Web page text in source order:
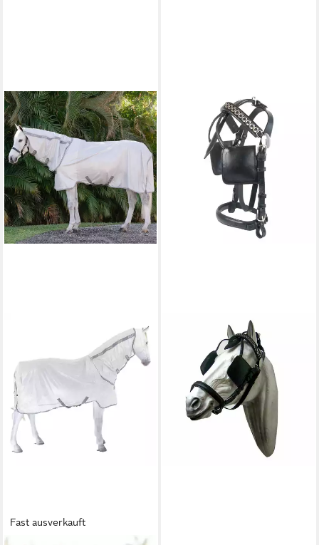
Fast ausverkauft
BRAMA-WEST
Pferde-Halsteil Fahrzaum mit
Scheuklappen
45,95 €
lieferbar - in 3-4 Werktagen bei dir